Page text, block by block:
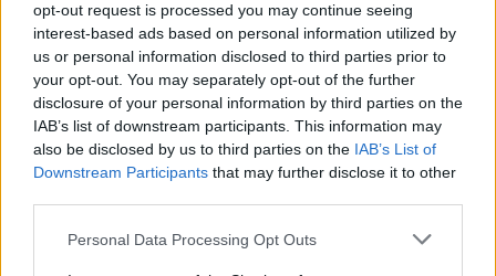
opt-out request is processed you may continue seeing
interest-based ads based on personal information utilized by
us or personal information disclosed to third parties prior to
your opt-out. You may separately opt-out of the further
disclosure of your personal information by third parties on the
IAB’s list of downstream participants. This information may
also be disclosed by us to third parties on the IAB’s List of
Downstream Participants that may further disclose it to other
Personal Data Processing Opt Outs